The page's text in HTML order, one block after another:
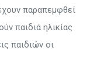
παραπεμφθεί
παιδιά ηλικίας
παιδιών οι